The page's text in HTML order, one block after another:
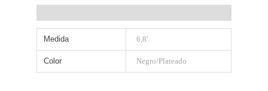
Medida 6,8'
Color Negro/Plateado